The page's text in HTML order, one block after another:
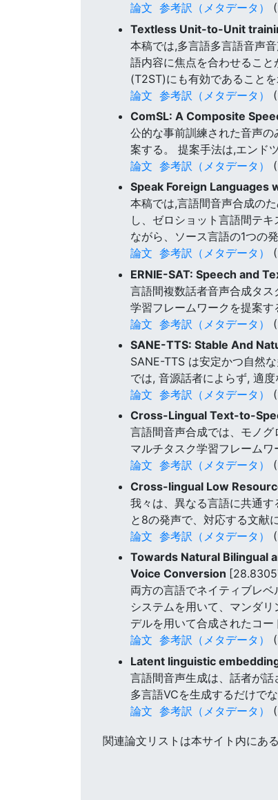
論文 参考訳（メタデータ）
Textless Unit-to-Unit
本稿では,多言語多言語音声
語内容に焦点を合わせるこ
(T2ST)にも有効であることを
論文 参考訳（メタデータ）
ComSL: A Composite
公的な事前訓練された音声
案する。 提案手法は,エンド
論文 参考訳（メタデータ）
Speak Foreign Languages
本稿では,言語間音声合成の
し、ゼロショット言語間テ
ながら、ソース言語の1つの
論文 参考訳（メタデータ）
ERNIE-SAT: Speech and
言語間複数話者音声合成タ
学習フレームワークを提案す
論文 参考訳（メタデータ）
SANE-TTS: Stable And
SANE-TTS は安定かつ自然
では, 音源話者によらず, 適度
論文 参考訳（メタデータ）
Cross-Lingual Text-to-
言語間音声合成では、モノ
マルチタスク学習フレームワ
論文 参考訳（メタデータ）
Cross-lingual Low
我々は、異なる言語に共通
と8の発声で、対応する文献
論文 参考訳（メタデータ）
Towards Natural Bilingual
Voice Conversion
両方の言語でネイティブレ
システムを用いて、マンダ
デルを用いて合成されたコー
論文 参考訳（メタデータ）
Latent linguistic
言語間音声生成は、話者が
多言語VCを生成するだけで
論文 参考訳（メタデータ）
関連論文リストは本サイト内にあ